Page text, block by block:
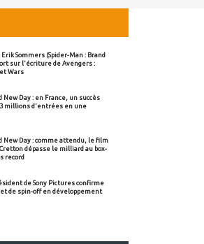
Sommers (Spider-Man : Brand
sur l'écriture de Avengers :
Wars
New Day : en France, un succès
3 millions d'entrées en une
New Day : comme attendu, le film
dépasse le milliard au box-
record
de Sony Pictures confirme
de spin-off en développement